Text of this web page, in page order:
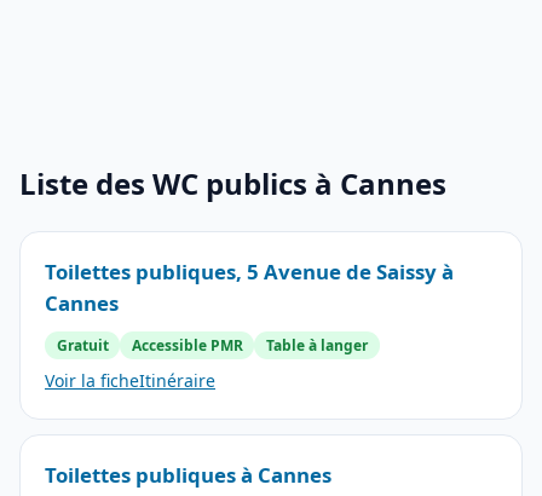
Liste des WC publics à Cannes
Toilettes publiques, 5 Avenue de Saissy à
Cannes
Gratuit Accessible PMR Table à langer
Voir la ficheItinéraire
Toilettes publiques à Cannes